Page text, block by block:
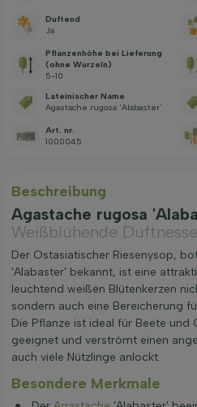
Duftend
Ja
Pflanzenhöhe bei Lieferung
(ohne Wurzeln)
5-10
Lateinischer Name
Agastache rugosa 'Alabaster'
Art. nr.
1000045
Beschreibung
Agastache rugosa
Weißblühende
Der Ostasiatischer Riesenysop,
'Alabaster' bekannt, ist eine
leuchtend weißen Blütenkerzen
sondern auch eine Bereicherung
Die Pflanze ist ideal für Beete und
geeignet und verströmt einen
auch viele Nützlinge anlockt.
Besondere Merkmale